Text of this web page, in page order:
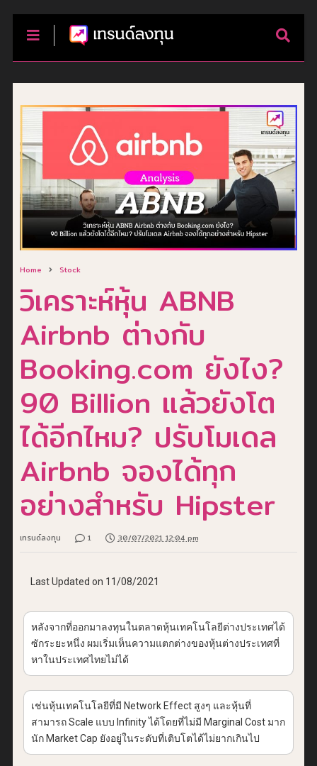
Home Stock
วิเคราะห์หุ้น ABNB
Airbnb ต่างกับ
Booking.com ยังไง?
90 Billion แล้วยังโต
ได้อีกไหม? ปรับโมเดล
Airbnb จองได้ทุก
อย่างสำหรับ Hipster
เทรนด์ลงทุน 1 30/07/2021 12:04 pm
Last Updated on 11/08/2021
หลังจากที่ออกมาลงทุนในตลาดหุ้นเทคโนโลยีต่างประเทศได้
ซักระยะหนึ่ง ผมเริ่มเห็นความแตกต่างของหุ้นต่างประเทศที่
หาในประเทศไทยไม่ได้
เช่นหุ้นเทคโนโลยีที่มี Network Effect สูงๆ และหุ้นที่
สามารถ Scale แบบ Infinity ได้โดยที่ไม่มี Marginal Cost มาก
นัก Market Cap ยังอยู่ในระดับที่เติบโตได้ไม่ยากเกินไป